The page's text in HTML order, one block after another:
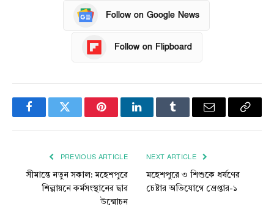
Follow on Google News
Follow on Flipboard
FacebookTwitter PinterestLinkedInTumblr Email
Copy
PREVIOUS ARTICLE
সীমান্তে নতুন সকাল: মহেশপুরে
শিল্পায়নে কর্মসংস্থানের দ্বার
উন্মোচন
NEXT ARTICLE
মহেশপুরে ৩ শিশুকে ধর্ষণের
চেষ্টার অভিযোগে গ্রেপ্তার-১